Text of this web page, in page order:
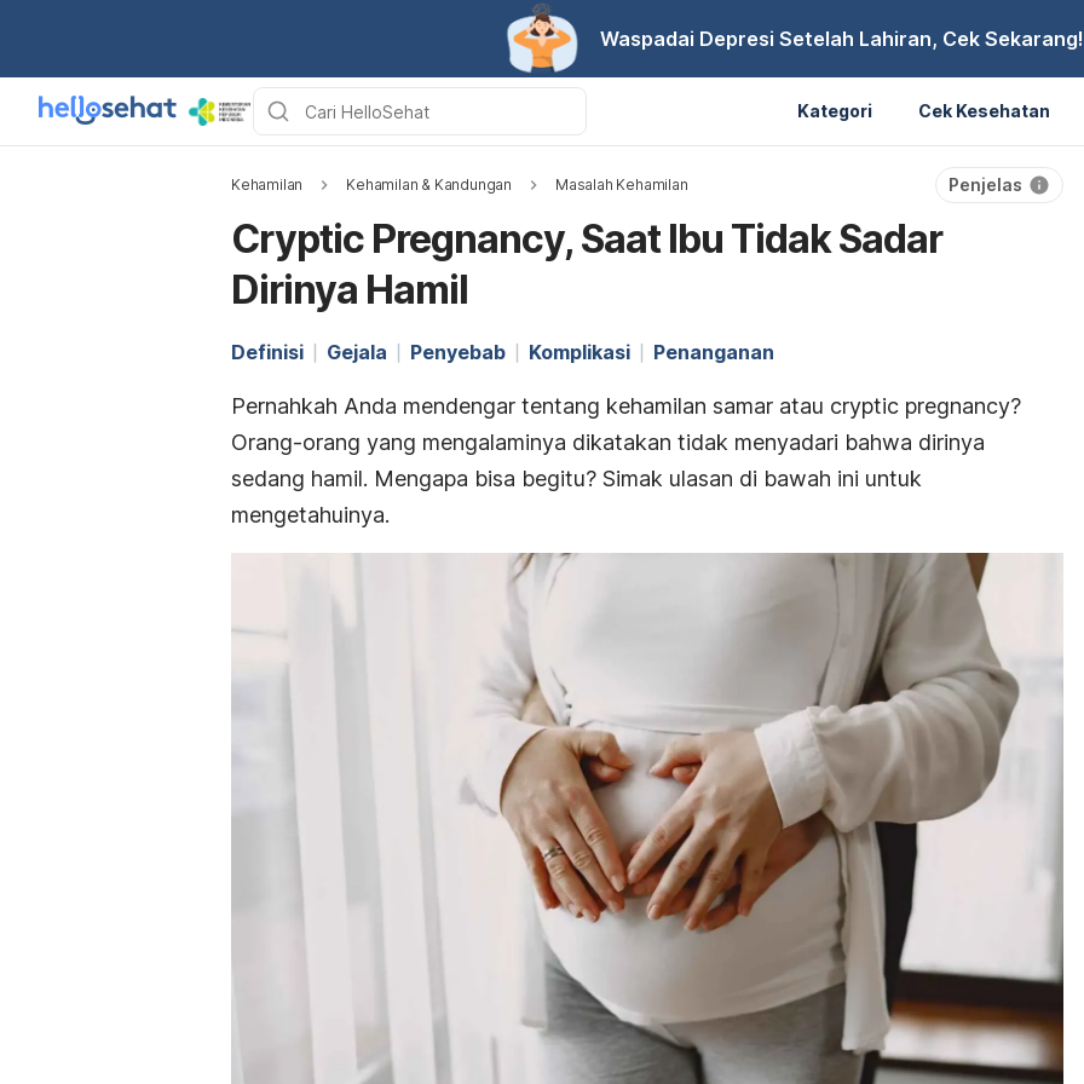
Waspadai Depresi Setelah Lahiran, Cek Sekarang!
Kategori Cek Kesehatan
Kehamilan Kehamilan & Kandungan Masalah Kehamilan Penjelas
Cryptic Pregnancy, Saat Ibu Tidak Sadar
Dirinya Hamil
Definisi Gejala Penyebab Komplikasi Penanganan
Pernahkah Anda mendengar tentang kehamilan samar atau cryptic pregnancy?
Orang-orang yang mengalaminya dikatakan tidak menyadari bahwa dirinya
sedang hamil. Mengapa bisa begitu? Simak ulasan di bawah ini untuk
mengetahuinya.